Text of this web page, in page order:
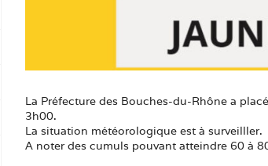
La Préfecture des Bouches-du-Rhône a
3h00.
La situation météorologique est à surveilller.
A noter des cumuls pouvant atteindre 60 à